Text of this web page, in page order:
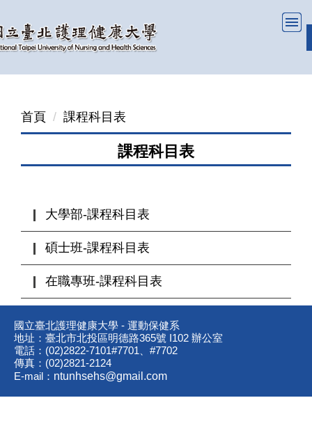
到
主
首頁 課程科目表
課程科目表
大學部-課程科目表
碩士班-課程科目表
在職專班-課程科目表
國立臺北護理健康大學 - 運動保健系
地址：臺北市北投區明德路365號 I102 辦公室
電話：(02)2822-7101#7701、#7702
傳真：(02)2821-2124
E-mail： ntunhsehs@gmail.com